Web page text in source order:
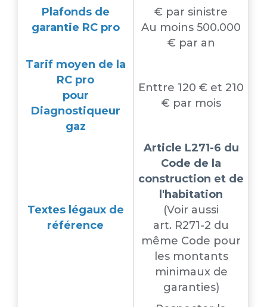
Plafonds de
garantie RC pro
€ par sinistre
Au moins 500.000
€ par an
Tarif moyen de la
RC pro
pour
Diagnostiqueur
gaz
Enttre 120 € et 210
€ par mois
Textes légaux de
référence
Article L271-6 du
Code de la
construction et de
l'habitation
(Voir aussi
art. R271-2 du
même Code pour
les montants
minimaux de
garanties)